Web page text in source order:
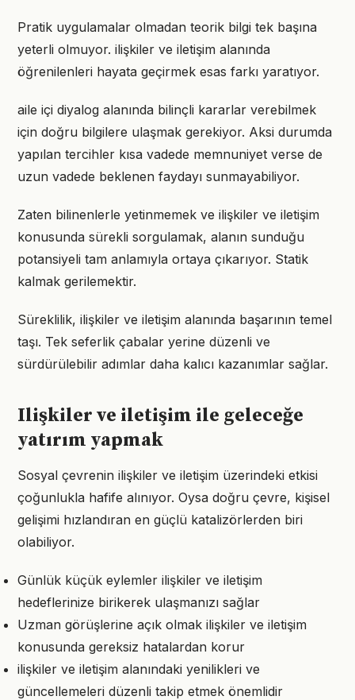
Pratik uygulamalar olmadan teorik bilgi tek başına
yeterli olmuyor. ilişkiler ve iletişim alanında
öğrenilenleri hayata geçirmek esas farkı yaratıyor.
aile içi diyalog alanında bilinçli kararlar verebilmek
için doğru bilgilere ulaşmak gerekiyor. Aksi durumda
yapılan tercihler kısa vadede memnuniyet verse de
uzun vadede beklenen faydayı sunmayabiliyor.
Zaten bilinenlerle yetinmemek ve ilişkiler ve iletişim
konusunda sürekli sorgulamak, alanın sunduğu
potansiyeli tam anlamıyla ortaya çıkarıyor. Statik
kalmak gerilemektir.
Süreklilik, ilişkiler ve iletişim alanında başarının temel
taşı. Tek seferlik çabalar yerine düzenli ve
sürdürülebilir adımlar daha kalıcı kazanımlar sağlar.
Ilişkiler ve iletişim ile geleceğe
yatırım yapmak
Sosyal çevrenin ilişkiler ve iletişim üzerindeki etkisi
çoğunlukla hafife alınıyor. Oysa doğru çevre, kişisel
gelişimi hızlandıran en güçlü katalizörlerden biri
olabiliyor.
Günlük küçük eylemler ilişkiler ve iletişim
hedeflerinize birikerek ulaşmanızı sağlar
Uzman görüşlerine açık olmak ilişkiler ve iletişim
konusunda gereksiz hatalardan korur
ilişkiler ve iletişim alanındaki yenilikleri ve
güncellemeleri düzenli takip etmek önemlidir